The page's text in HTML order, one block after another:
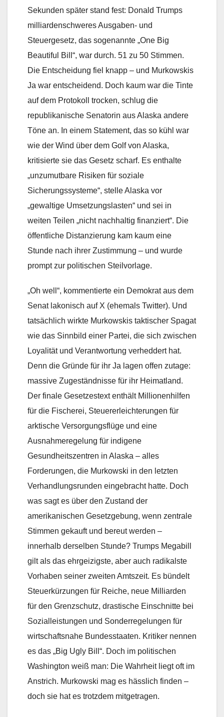
Sekunden später stand fest: Donald Trumps
milliardenschweres Ausgaben- und
Steuergesetz, das sogenannte „One Big
Beautiful Bill“, war durch. 51 zu 50 Stimmen.
Die Entscheidung fiel knapp – und Murkowskis
Ja war entscheidend. Doch kaum war die Tinte
auf dem Protokoll trocken, schlug die
republikanische Senatorin aus Alaska andere
Töne an. In einem Statement, das so kühl war
wie der Wind über dem Golf von Alaska,
kritisierte sie das Gesetz scharf. Es enthalte
„unzumutbare Risiken für soziale
Sicherungssysteme“, stelle Alaska vor
„gewaltige Umsetzungslasten“ und sei in
weiten Teilen „nicht nachhaltig finanziert“. Die
öffentliche Distanzierung kam kaum eine
Stunde nach ihrer Zustimmung – und wurde
prompt zur politischen Steilvorlage.
„Oh well“, kommentierte ein Demokrat aus dem
Senat lakonisch auf X (ehemals Twitter). Und
tatsächlich wirkte Murkowskis taktischer Spagat
wie das Sinnbild einer Partei, die sich zwischen
Loyalität und Verantwortung verheddert hat.
Denn die Gründe für ihr Ja lagen offen zutage:
massive Zugeständnisse für ihr Heimatland.
Der finale Gesetzestext enthält Millionenhilfen
für die Fischerei, Steuererleichterungen für
arktische Versorgungsflüge und eine
Ausnahmeregelung für indigene
Gesundheitszentren in Alaska – alles
Forderungen, die Murkowski in den letzten
Verhandlungsrunden eingebracht hatte. Doch
was sagt es über den Zustand der
amerikanischen Gesetzgebung, wenn zentrale
Stimmen gekauft und bereut werden –
innerhalb derselben Stunde? Trumps Megabill
gilt als das ehrgeizigste, aber auch radikalste
Vorhaben seiner zweiten Amtszeit. Es bündelt
Steuerkürzungen für Reiche, neue Milliarden
für den Grenzschutz, drastische Einschnitte bei
Sozialleistungen und Sonderregelungen für
wirtschaftsnahe Bundesstaaten. Kritiker nennen
es das „Big Ugly Bill“. Doch im politischen
Washington weiß man: Die Wahrheit liegt oft im
Anstrich. Murkowski mag es hässlich finden –
doch sie hat es trotzdem mitgetragen.